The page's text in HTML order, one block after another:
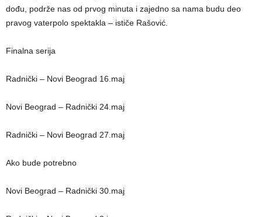
dođu, podrže nas od prvog minuta i zajedno sa nama budu deo
pravog vaterpolo spektakla – ističe Rašović.
Finalna serija
Radnički – Novi Beograd 16.maj
Novi Beograd – Radnički 24.maj
Radnički – Novi Beograd 27.maj
Ako bude potrebno
Novi Beograd – Radnički 30.maj